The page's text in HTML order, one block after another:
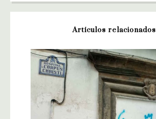
Artículos relacionados